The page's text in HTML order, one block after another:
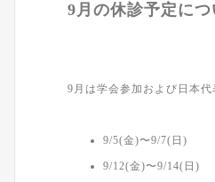
9月の休診予定につ
9月は学会参加および日本
9/5(金)〜9/7(日)
9/12(金)〜9/14(日)